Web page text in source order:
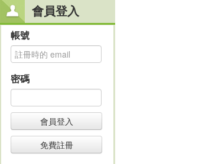
會員登入
帳號
密碼
會員登入
免費註冊